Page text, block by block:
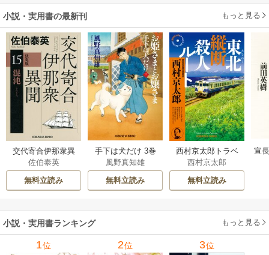
小説・実用書の最新刊 もっと見る
交代寄合伊那衆異
聞 15巻
佐伯泰英
無料立読み
手下は犬だけ 3巻
風野真知雄
無料立読み
西村京太郎トラベ
ルミステリー・セ
レクション 2巻
西村京太郎
無料立読み
宣
小説・実用書ランキング もっと見る
1位 2位 3位